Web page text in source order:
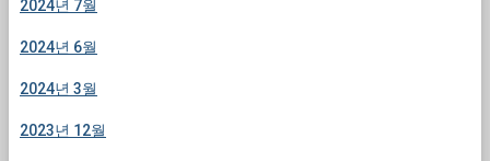
2024년 7월
2024년 6월
2024년 3월
2023년 12월